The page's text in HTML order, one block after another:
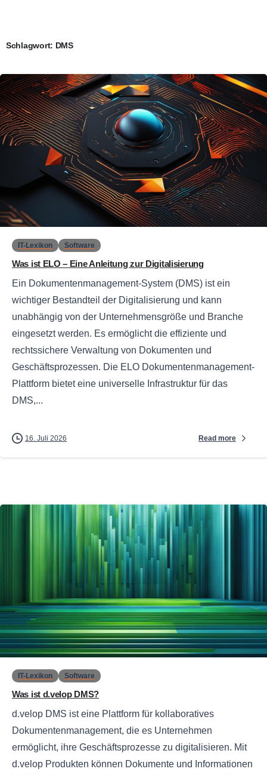
Schlagwort: DMS
0
IT-Lexikon Software
Was ist ELO – Eine Anleitung zur Digitalisierung
Ein Dokumentenmanagement-System (DMS) ist ein
wichtiger Bestandteil der Digitalisierung und kann
unabhängig von der Unternehmensgröße und Branche
eingesetzt werden. Es ermöglicht die effiziente und
rechtssichere Verwaltung von Dokumenten und
Geschäftsprozessen. Die ELO Dokumentenmanagement-
Plattform bietet eine universelle Infrastruktur für das
DMS,...
16. Juli 2026 Read more
0
IT-Lexikon Software
Was ist d.velop DMS?
d.velop DMS ist eine Plattform für kollaboratives
Dokumentenmanagement, die es Unternehmen
ermöglicht, ihre Geschäftsprozesse zu digitalisieren. Mit
d.velop Produkten können Dokumente und Informationen